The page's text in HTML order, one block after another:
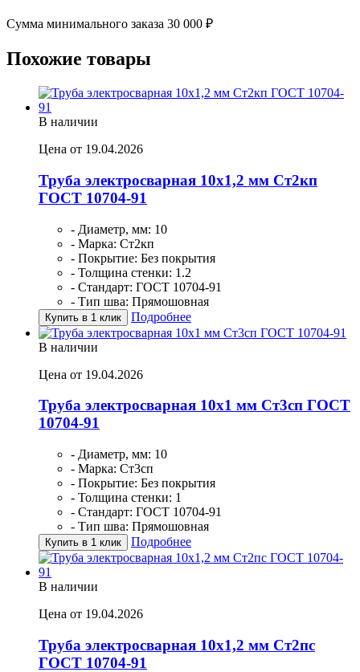
Сумма минимального заказа 30 000 ₽
Похожие товары
В наличии
Цена от 19.04.2026
Труба электросварная 10х1,2 мм Ст2кп
ГОСТ 10704-91
- Диаметр, мм: 10
- Марка: Ст2кп
- Покрытие: Без покрытия
- Толщина стенки: 1.2
- Стандарт: ГОСТ 10704-91
- Тип шва: Прямошовная
Купить в 1 клик Подробнее
В наличии
Цена от 19.04.2026
Труба электросварная 10х1 мм Ст3сп ГОСТ
10704-91
- Диаметр, мм: 10
- Марка: Ст3сп
- Покрытие: Без покрытия
- Толщина стенки: 1
- Стандарт: ГОСТ 10704-91
- Тип шва: Прямошовная
Купить в 1 клик Подробнее
В наличии
Цена от 19.04.2026
Труба электросварная 10х1,2 мм Ст2пс
ГОСТ 10704-91